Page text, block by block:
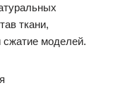
ткани,
сжатие моделей.